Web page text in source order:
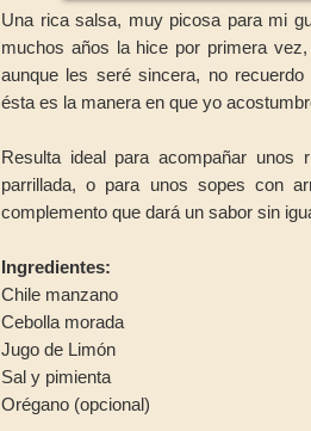
Una rica salsa, muy picosa para mi
muchos años la hice por primera
aunque les seré sincera, no
ésta es la manera en que yo
Resulta ideal para acompañar
parrillada, o para unos sopes con
complemento que dará un sabor sin
Ingredientes:
Chile manzano
Cebolla morada
Jugo de Limón
Sal y pimienta
Orégano (opcional)